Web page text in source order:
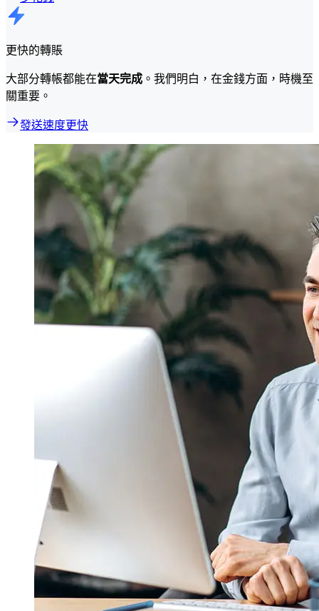
更快的轉賬
大部分轉帳都能在當天完成 。我們明白，在金錢方面，時機至
關重要。
發送速度更快